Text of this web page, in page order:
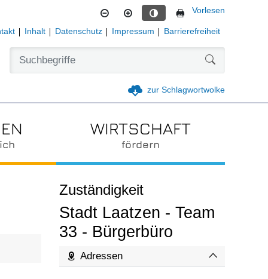
Kontrastmodus aktivieren
Vorlesen
Inhalt Datenschutz Impressum Barrierefreiheit
zur Schlagwortwolke
WIRTSCHAFT
fördern
Zuständigkeit
Stadt Laatzen - Team
33 - Bürgerbüro
Adressen